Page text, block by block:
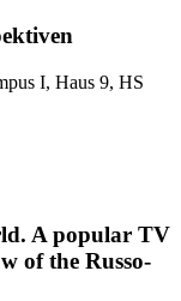
I, Haus 9, HS
A popular TV
of the Russo-